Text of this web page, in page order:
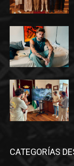
CATEGORÍAS